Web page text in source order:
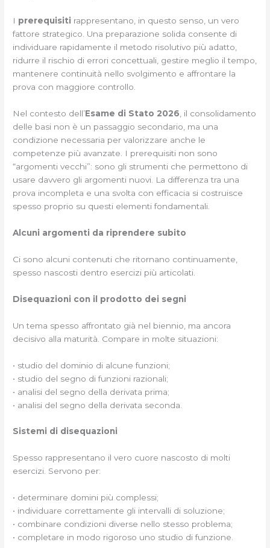
I prerequisiti rappresentano, in questo senso, un vero
fattore strategico. Una preparazione solida consente di
individuare rapidamente il metodo risolutivo più adatto,
ridurre il rischio di errori concettuali, gestire meglio il tempo,
mantenere continuità nello svolgimento e affrontare la
prova con maggiore controllo.
Nel contesto dell’Esame di Stato 2026, il consolidamento
delle basi non è un passaggio secondario, ma una
condizione necessaria per valorizzare anche le
competenze più avanzate. I prerequisiti non sono
“argomenti vecchi”: sono gli strumenti che permettono di
usare davvero gli argomenti nuovi. La differenza tra una
prova incompleta e una svolta con efficacia si costruisce
spesso proprio su questi elementi fondamentali.
Alcuni argomenti da riprendere subito
Ci sono alcuni contenuti che ritornano continuamente,
spesso nascosti dentro esercizi più articolati.
Disequazioni con il prodotto dei segni
Un tema spesso affrontato già nel biennio, ma ancora
decisivo alla maturità. Compare in molte situazioni:
• studio del dominio di alcune funzioni;
• studio del segno di funzioni razionali;
• analisi del segno della derivata prima;
• analisi del segno della derivata seconda.
Sistemi di disequazioni
Spesso rappresentano il vero cuore nascosto di molti
esercizi. Servono per:
• determinare domini più complessi;
• individuare correttamente gli intervalli di soluzione;
• combinare condizioni diverse nello stesso problema;
• completare in modo rigoroso uno studio di funzione.